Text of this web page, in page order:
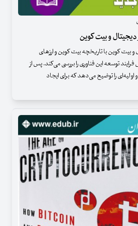
و بیت کوین
و بیت کوین با تاریخچه بیت کوین و ارزهای
توسعه این فناوری را بررسی می‌کند. پس از
اولیه‌ای را توضیح می‌دهد که برای ایجاد